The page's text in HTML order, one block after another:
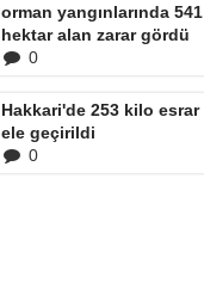
orman yangınlarında 541
hektar alan zarar gördü
0
Hakkari'de 253 kilo esrar
ele geçirildi
0